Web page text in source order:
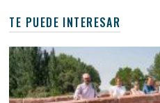
TE PUEDE INTERESAR